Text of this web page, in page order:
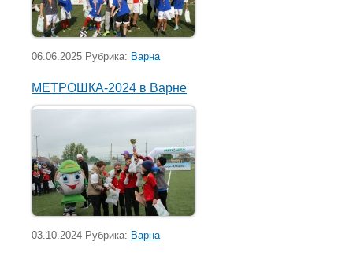
06.06.2025 Рубрика: Варна
МЕТРОШКА-2024 в Варне
03.10.2024 Рубрика: Варна